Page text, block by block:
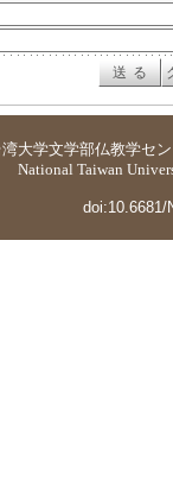
湾大学文学部仏教学セ
National Taiwan
doi:10.6681/